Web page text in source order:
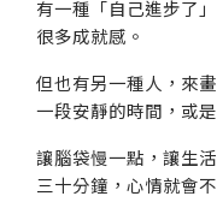
有一種「自己進步了
很多成就感。
但也有另一種人，來
一段安靜的時間，或
讓腦袋慢一點，讓生
三十分鐘，心情就會